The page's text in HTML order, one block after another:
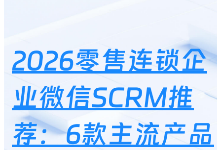
2026零售连锁企
业微信SCRM推
荐：6款主流产品